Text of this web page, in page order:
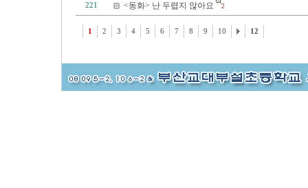
221 <동화> 난 두렵지 않아요 2
1 2 3 4 5 6 7 8 9 10 12